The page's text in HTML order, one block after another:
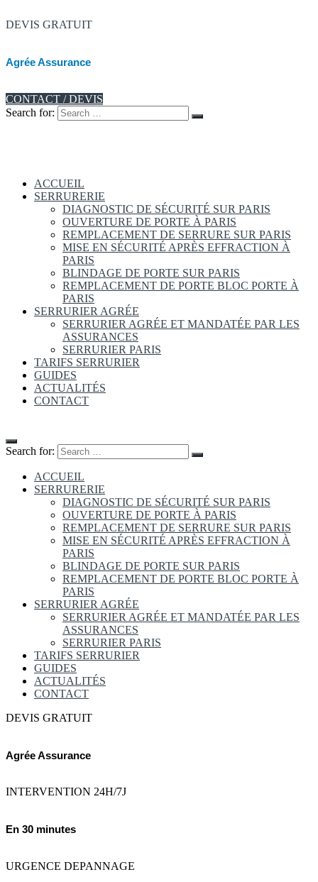
DEVIS GRATUIT
Agrée Assurance
CONTACT / DEVIS
Search for:
ACCUEIL
SERRURERIE
DIAGNOSTIC DE SÉCURITÉ SUR PARIS
OUVERTURE DE PORTE À PARIS
REMPLACEMENT DE SERRURE SUR PARIS
MISE EN SÉCURITÉ APRÈS EFFRACTION À
PARIS
BLINDAGE DE PORTE SUR PARIS
REMPLACEMENT DE PORTE BLOC PORTE À
PARIS
SERRURIER AGRÉE
SERRURIER AGRÉE ET MANDATÉE PAR LES
ASSURANCES
SERRURIER PARIS
TARIFS SERRURIER
GUIDES
ACTUALITÉS
CONTACT
Search for:
ACCUEIL
SERRURERIE
DIAGNOSTIC DE SÉCURITÉ SUR PARIS
OUVERTURE DE PORTE À PARIS
REMPLACEMENT DE SERRURE SUR PARIS
MISE EN SÉCURITÉ APRÈS EFFRACTION À
PARIS
BLINDAGE DE PORTE SUR PARIS
REMPLACEMENT DE PORTE BLOC PORTE À
PARIS
SERRURIER AGRÉE
SERRURIER AGRÉE ET MANDATÉE PAR LES
ASSURANCES
SERRURIER PARIS
TARIFS SERRURIER
GUIDES
ACTUALITÉS
CONTACT
DEVIS GRATUIT
Agrée Assurance
INTERVENTION 24H/7J
En 30 minutes
URGENCE DEPANNAGE